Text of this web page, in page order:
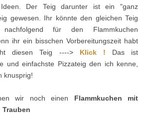
Ideen. Der Teig darunter ist ein "ganz
gewesen. Ihr könnte den gleichen Teig
für den Flammkuchen
ihr ein bisschen Vorbereitungszeit habt
diesen Teig ---->
Klick ! Dasist
und einfachste Pizzateig den ich kenne,
knusprig!
wir noch einen Flammkuchen mit
Trauben